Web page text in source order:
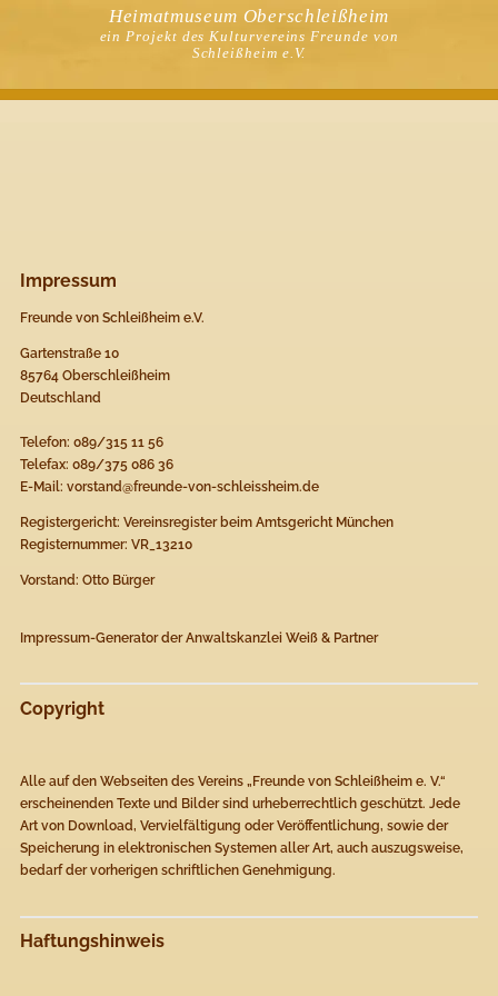
Heimatmuseum Oberschleißheim
ein Projekt des Kulturvereins Freunde von
Schleißheim e.V.
Impressum
Freunde von Schleißheim e.V.
Gartenstraße 10
85764 Oberschleißheim
Deutschland
Telefon: 089/315 11 56
Telefax: 089/375 086 36
E-Mail: vorstand@freunde-von-schleissheim.de
Registergericht: Vereinsregister beim Amtsgericht München
Registernummer: VR_13210
Vorstand: Otto Bürger
Impressum-GeneratorderAnwaltskanzlei Weiß & Partner
Copyright
Alle auf den Webseiten des Vereins „Freunde von Schleißheim e. V.“
erscheinenden Texte und Bilder sind urheberrechtlich geschützt. Jede
Art von Download, Vervielfältigung oder Veröffentlichung, sowie der
Speicherung in elektronischen Systemen aller Art, auch auszugsweise,
bedarf der vorherigen schriftlichen Genehmigung.
Haftungshinweis